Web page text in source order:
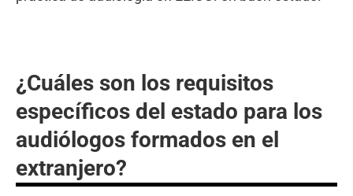
¿Cuáles son los requisitos
específicos del estado para los
audiólogos formados en el
extranjero?